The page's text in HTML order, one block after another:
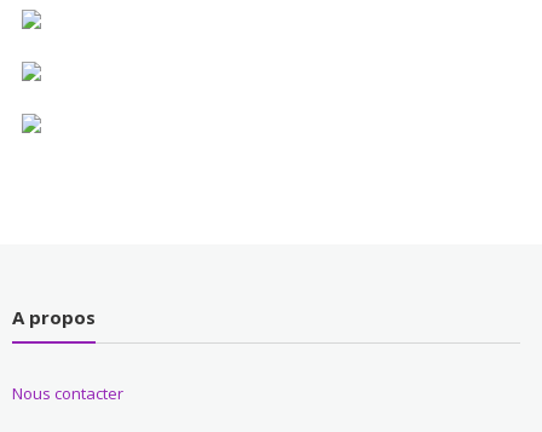
A propos
Nous contacter